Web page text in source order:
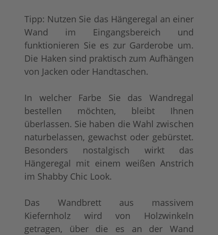
Tipp: Nutzen Sie das Hängeregal an einer
Wand im Eingangsbereich und
funktionieren Sie es zur Garderobe um.
Die Haken sind praktisch zum Aufhängen
von Jacken oder Handtaschen.
In welcher Farbe Sie das Wandregal
bestellen möchten, bleibt Ihnen
überlassen. Sie haben die Wahl zwischen
naturbelassen, gewachst oder gebürstet.
Besonders nostalgisch wirkt das
Hängeregal mit einem weißen Anstrich
im Shabby Chic Look.
Das Wandbrett aus massivem
Kiefernholz wird von Holzwinkeln
getragen, über die es an der Wand